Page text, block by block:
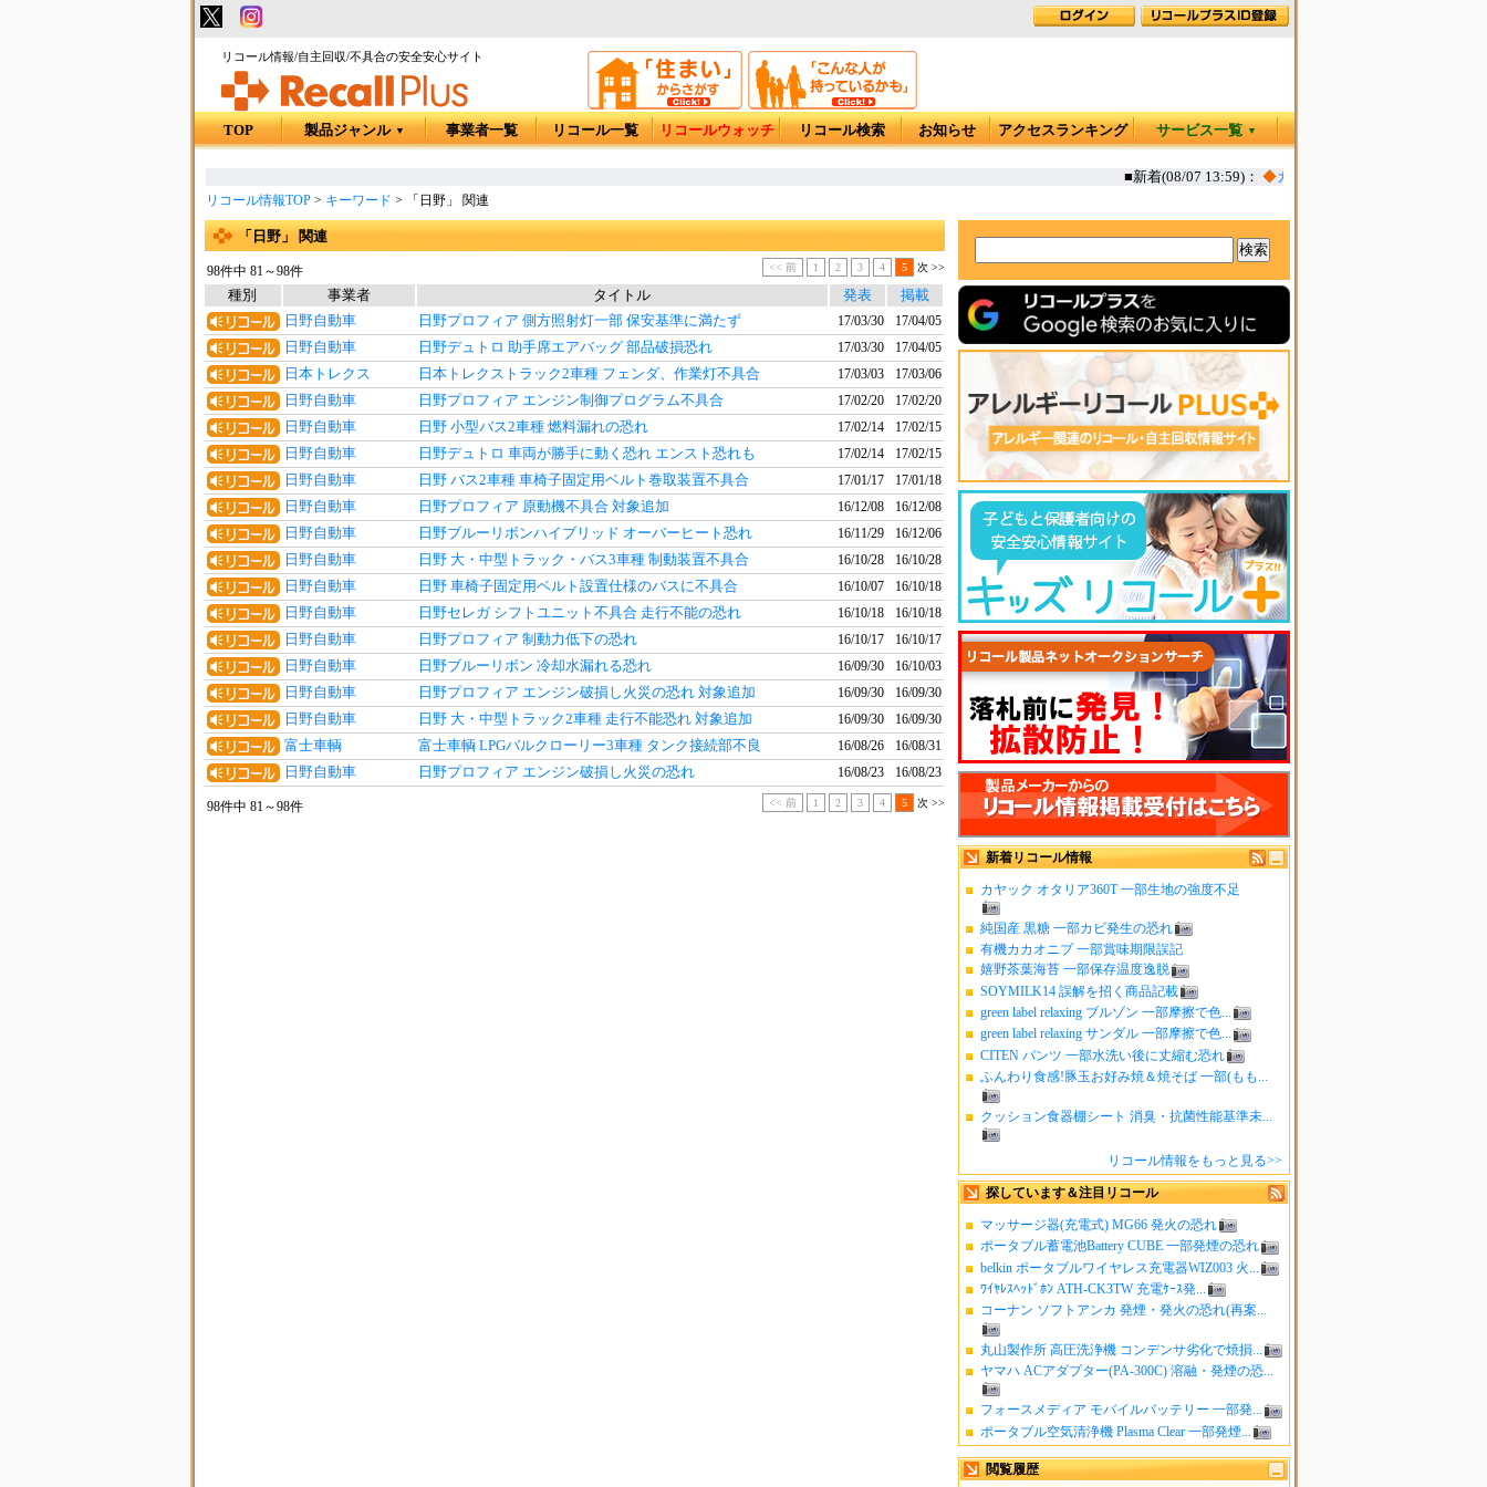
リコール情報/自主回収/不具合の安全安心サイト
TOP 製品ジャンル ▼ 事業者一覧 リコール一覧 リコールウォッチ リコール検索 お知らせ アクセスランキング サービス一覧 ▼
■新着(08/07 13:59)：◆カヤック オタリア360T 一部生地
リコール情報TOP> キーワード > 「日野」 関連
新着リコール情報
カヤック オタリア360T 一部生地の強度不足
純国産 黒糖 一部カビ発生の恐れ
有機カカオニブ 一部賞味期限誤記
嬉野茶葉海苔 一部保存温度逸脱
SOYMILK14 誤解を招く商品記載
green label relaxing ブルゾン 一部摩擦で色...
green label relaxing サンダル 一部摩擦で色...
CITEN パンツ 一部水洗い後に丈縮む恐れ
ふんわり食感!豚玉お好み焼＆焼そば 一部(もも...
クッション食器棚シート 消臭・抗菌性能基準未...
リコール情報をもっと見る>>
探しています＆注目リコール
マッサージ器(充電式) MG66 発火の恐れ
ポータブル蓄電池Battery CUBE 一部発煙の恐れ
belkin ポータブルワイヤレス充電器WIZ003 火...
ﾜｲﾔﾚｽﾍｯﾄﾞﾎﾝ ATH-CK3TW 充電ｹｰｽ発...
コーナン ソフトアンカ 発煙・発火の恐れ(再案...
丸山製作所 高圧洗浄機 コンデンサ劣化で焼損...
ヤマハ ACアダプター(PA-300C) 溶融・発煙の恐...
フォースメディア モバイルバッテリー 一部発...
ポータブル空気清浄機 Plasma Clear 一部発煙...
閲覧履歴
「日野」 関連
98件中 81～98件 << 前 1 2 3 4 5 次 >>
種別 事業者 タイトル 発表
掲載
日野自動車
日野プロフィア 側方照射灯一部 保安基準に満たず 17/03/30 17/04/05
日野自動車 日野デュトロ 助手席エアバッグ 部品破損恐れ 17/03/30 17/04/05
日本トレクス 日本トレクストラック2車種 フェンダ、作業灯不具合 17/03/03 17/03/06
日野自動車 日野プロフィア エンジン制御プログラム不具合 17/02/20 17/02/20
日野自動車 日野 小型バス2車種 燃料漏れの恐れ 17/02/14 17/02/15
日野自動車 日野デュトロ 車両が勝手に動く恐れ エンスト恐れも 17/02/14 17/02/15
日野自動車 日野 バス2車種 車椅子固定用ベルト巻取装置不具合 17/01/17 17/01/18
日野自動車 日野プロフィア 原動機不具合 対象追加 16/12/08 16/12/08
日野自動車 日野ブルーリボンハイブリッド オーバーヒート恐れ 16/11/29 16/12/06
日野自動車 日野 大・中型トラック・バス3車種 制動装置不具合 16/10/28 16/10/28
日野自動車 日野 車椅子固定用ベルト設置仕様のバスに不具合 16/10/07 16/10/18
日野自動車 日野セレガ シフトユニット不具合 走行不能の恐れ 16/10/18 16/10/18
日野自動車 日野プロフィア 制動力低下の恐れ 16/10/17 16/10/17
日野自動車 日野ブルーリボン 冷却水漏れる恐れ 16/09/30 16/10/03
日野自動車 日野プロフィア エンジン破損し火災の恐れ 対象追加 16/09/30 16/09/30
日野自動車 日野 大・中型トラック2車種 走行不能恐れ 対象追加 16/09/30 16/09/30
富士車輌 富士車輌 LPGバルクローリー3車種 タンク接続部不良 16/08/26 16/08/31
日野自動車 日野プロフィア エンジン破損し火災の恐れ 16/08/23 16/08/23
98件中 81～98件 << 前 1 2 3 4 5 次 >>